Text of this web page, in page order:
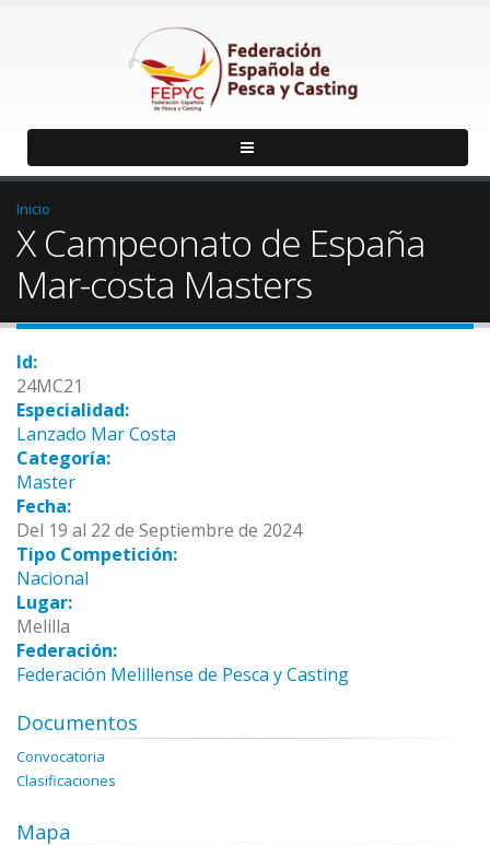
Inicio
X Campeonato de España
Mar-costa Masters
Id:
24MC21
Especialidad:
Lanzado Mar Costa
Categoría:
Master
Fecha:
Del 19 al 22 de Septiembre de 2024
Tipo Competición:
Nacional
Lugar:
Melilla
Federación:
Federación Melillense de Pesca y Casting
Documentos
Convocatoria
Clasificaciones
Mapa